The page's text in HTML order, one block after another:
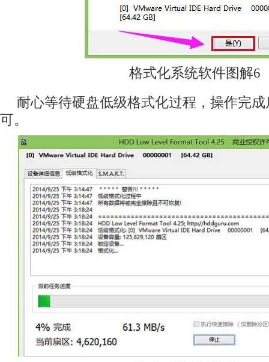
格式化系统软件图解6
耐心等待硬盘低级格式化过程，操作完
可。